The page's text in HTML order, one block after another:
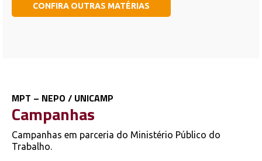
CONFIRA OUTRAS MATÉRIAS
MPT – NEPO / UNICAMP
Campanhas
Campanhas em parceria do Ministério Público do
Trabalho.